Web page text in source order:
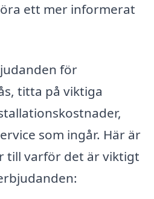
ett mer informerat
för
titta på viktiga
som ingår. Här är
till varför det är viktigt